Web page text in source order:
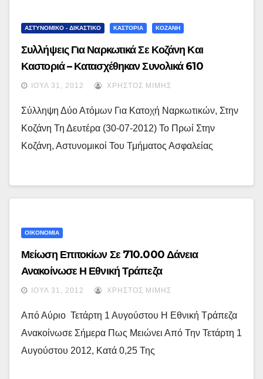
ΑΣΤΥΝΟΜΙΚΟ - ΔΙΚΑΣΤΙΚΟ ΚΑΣΤΟΡΙΑ ΚΟΖΑΝΗ
Συλλήψεις Για Ναρκωτικά Σε Κοζάνη Και
Καστοριά – Κατασχέθηκαν Συνολικά 610
Γραμμάρια Ακατέργαστης Κάνναβη
ΙΟΎΛ 31, 2012 ΧΡΉΣΤΟΣ ΜΊΜΗΣ
Σύλληψη Δύο Ατόμων Για Κατοχή Ναρκωτικών, Στην
Κοζάνη Τη Δευτέρα (30-07-2012) Το Πρωί Στην
Κοζάνη, Αστυνομικοί Του Τμήματος Ασφαλείας
ΟΙΚΟΝΟΜΙΑ
Μείωση Επιτοκίων Σε 710.000 Δάνεια
Ανακοίνωσε Η Εθνική Τράπεζα
ΙΟΎΛ 31, 2012 ΧΡΉΣΤΟΣ ΜΊΜΗΣ
Από Αύριο Τετάρτη 1 Αυγούστου H Εθνική Τράπεζα
Ανακοίνωσε Σήμερα Πως Μειώνει Από Την Τετάρτη 1
Αυγούστου 2012, Κατά 0,25 Της